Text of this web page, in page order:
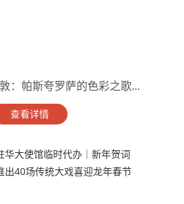
：帕斯夸罗萨的色彩之歌...
查看详情
华大使馆临时代办｜新年贺词
出40场传统大戏喜迎龙年春节